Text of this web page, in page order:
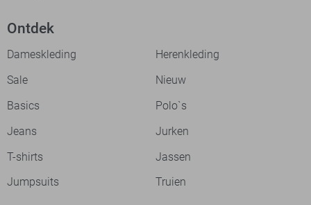
Ontdek
Dameskleding
Herenkleding
Sale
Nieuw
Basics
Polo`s
Jeans
Jurken
T-shirts
Jassen
Jumpsuits
Truien